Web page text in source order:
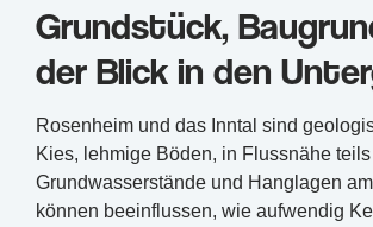
Grundstück,
der Blick in den
Rosenheim und das Inntal sind
Kies, lehmige Böden, in Flussnähe
Grundwasserstände und Hanglagen
können beeinflussen, wie aufwendig